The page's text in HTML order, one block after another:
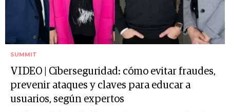
SUMMIT
VIDEO | Ciberseguridad: cómo evitar fraudes,
prevenir ataques y claves para educar a
usuarios, según expertos